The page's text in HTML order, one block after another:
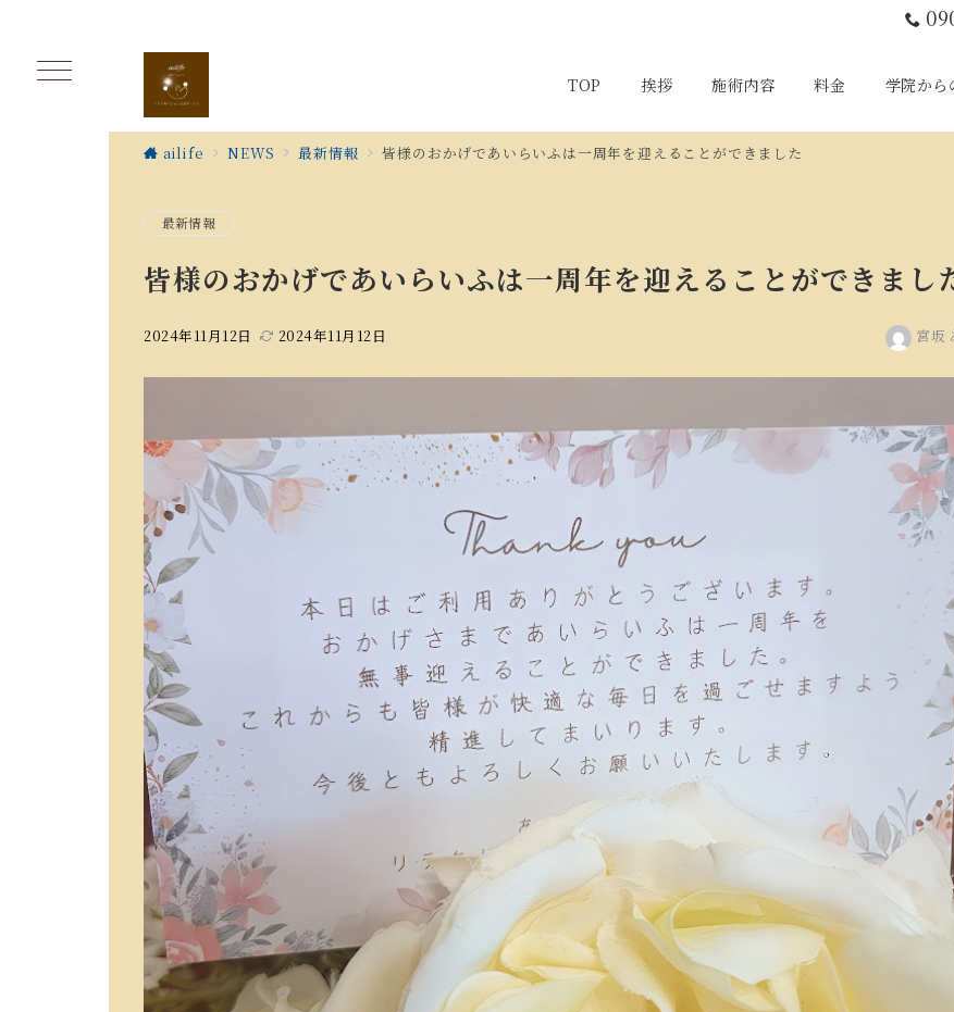
TOP 挨拶 施術内容 料金 学院から
ailife NEWS 最新情報 皆様のおかげであいらいふは一周年を迎えることができました
最新情報
皆様のおかげであいらいふは一周年を迎えることができまし
2024年11月12日 2024年11月12日 宮坂